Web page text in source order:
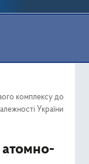
комплексу до
України
атомно-